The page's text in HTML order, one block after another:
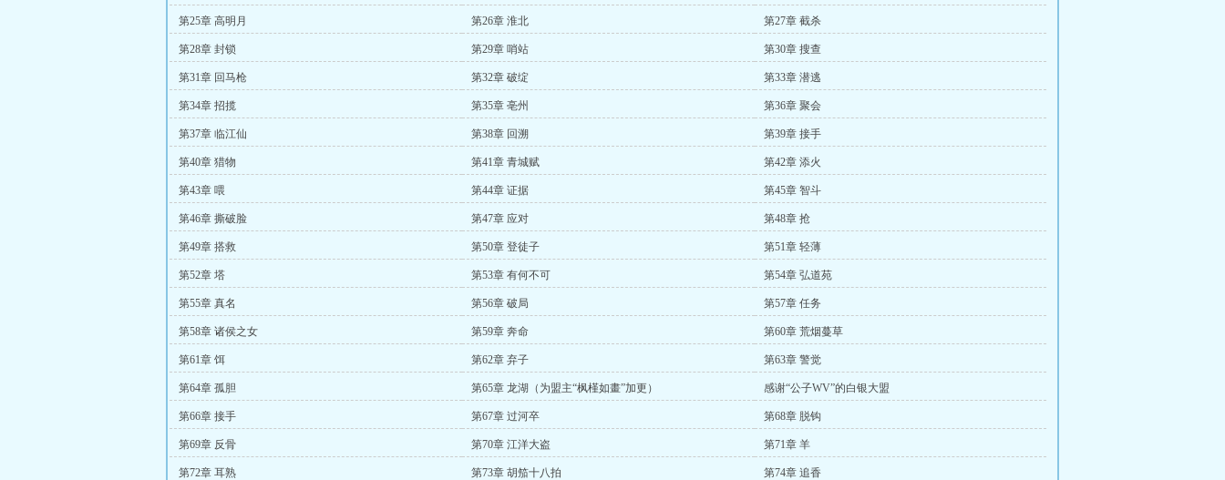
第25章 高明月 第26章 淮北 第27章 截杀
第28章 封锁 第29章 哨站 第30章 搜查
第31章 回马枪 第32章 破绽 第33章 潜逃
第34章 招揽 第35章 亳州 第36章 聚会
第37章 临江仙 第38章 回溯 第39章 接手
第40章 猎物 第41章 青城赋 第42章 添火
第43章 喂 第44章 证据 第45章 智斗
第46章 撕破脸 第47章 应对 第48章 抢
第49章 搭救 第50章 登徒子 第51章 轻薄
第52章 塔 第53章 有何不可 第54章 弘道苑
第55章 真名 第56章 破局 第57章 任务
第58章 诸侯之女 第59章 奔命 第60章 荒烟蔓草
第61章 饵 第62章 弃子 第63章 警觉
第64章 孤胆 第65章 龙湖（为盟主“枫槿如畫”加更） 感谢“公子WV”的白银大盟
第66章 接手 第67章 过河卒 第68章 脱钩
第69章 反骨 第70章 江洋大盗 第71章 羊
第72章 耳熟 第73章 胡笳十八拍 第74章 追香